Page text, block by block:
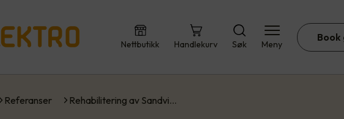
Nettbutikk Handlekurv Søk Meny
Referanser Rehabilitering av Sandvi…